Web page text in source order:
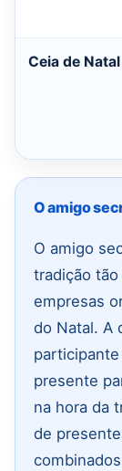
Ceia de Natal
O amigo
O amigo
tradição
empresas
do Natal. A
presente
na hora da
de